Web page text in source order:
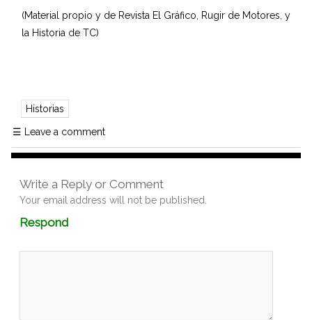
(Material propio y de Revista El Gráfico, Rugir de Motores, y
la Historia de TC)
Historias
☰ Leave a comment
Write a Reply or Comment
Your email address will not be published.
RespondComment
box